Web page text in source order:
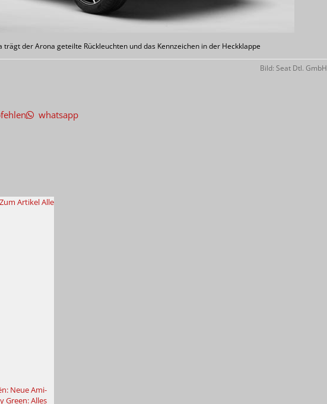
trägt der Arona geteilte Rückleuchten und das Kennzeichen in der Heckklappe
Bild: Seat Dtl. GmbH
whatsapp
Zum ArtikelAlle
Neue Ami-
Green: Alles